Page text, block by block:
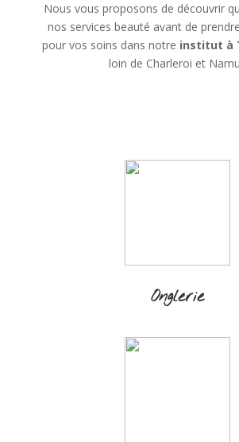
Nous vous proposons de découvrir
nos services beauté avant de
pour vos soins dans notre institut à
loin de Charleroi et
Onglerie